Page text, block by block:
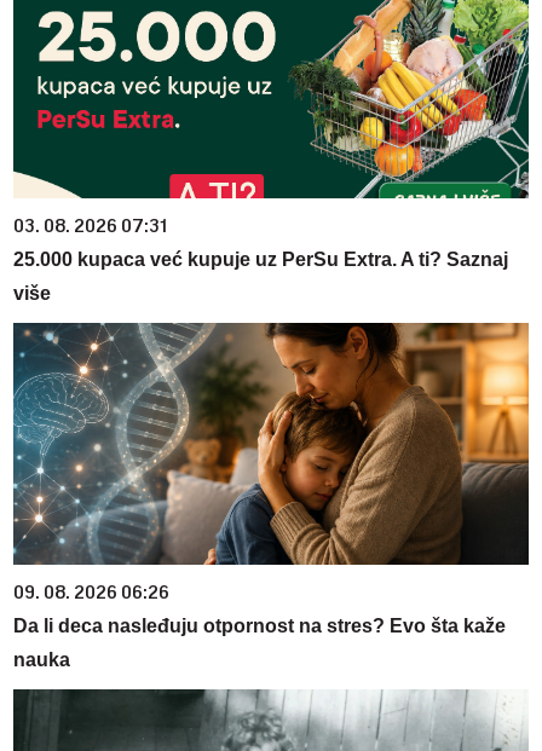
03. 08. 2026 07:31
25.000 kupaca već kupuje uz PerSu Extra. A ti? Saznaj
više
09. 08. 2026 06:26
Da li deca nasleđuju otpornost na stres? Evo šta kaže
nauka